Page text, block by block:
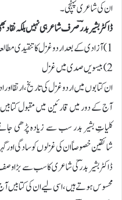
ان کی شاعری پہنچی۔
ڈاکٹر بشیر بدرؔ صرف شاعر ہی نہیں بلکہ نقاد
1) آزادی کے بعد اردو غزل کا تنقیدی مطالعہ
2) بیسویں صدی میں غزل
ان کتابوں میں اردو غزل کی تاریخ، ارتقا اور
آج کے دور میں قارئین میں مقبول
کلیاتِ بشیر بدر سب سے زیادہ پڑھی
شائقین خصوصاً ان کی غزلوں کو سادگی
ڈاکٹر بشیر بدرؔ کی شاعری کا سب سے بڑا
محسوس ہوتے ہیں، اسی لیے ان کی کتابیں